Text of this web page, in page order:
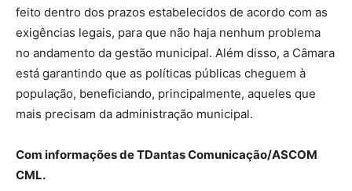
feito dentro dos prazos estabelecidos de acordo com as
exigências legais, para que não haja nenhum problema
no andamento da gestão municipal. Além disso, a Câmara
está garantindo que as políticas públicas cheguem à
população, beneficiando, principalmente, aqueles que
mais precisam da administração municipal.
Com informações de TDantas Comunicação/ASCOM
CML.